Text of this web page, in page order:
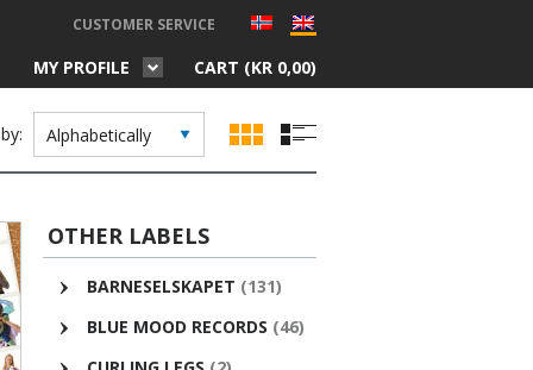
CUSTOMER SERVICE
MY PROFILE CART (KR 0,00)
OTHER LABELS
BARNESELSKAPET (131)
BLUE MOOD RECORDS (46)